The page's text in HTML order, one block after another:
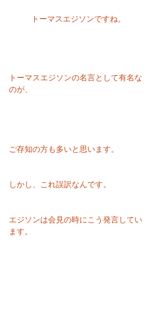
トーマスエジソンですね。
トーマスエジソンの名言として有名な
のが、
ご存知の方も多いと思います。
しかし、これ誤訳なんです。
エジソンは会見の時にこう発言してい
ます。